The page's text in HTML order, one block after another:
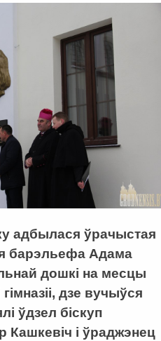
адбылася ўрачыстая
барэльефа Адама
дошкі на месцы
дзе вучыўся
ўдзел біскуп
Кашкевіч і ўраджэнец